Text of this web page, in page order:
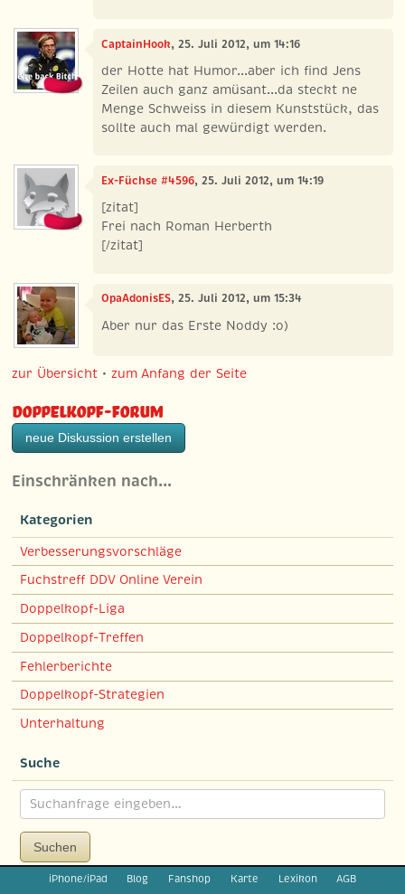
CaptainHook, 25. Juli 2012, um 14:16
der Hotte hat Humor...aber ich find Jens
Zeilen auch ganz amüsant...da steckt ne
Menge Schweiss in diesem Kunststück, das
sollte auch mal gewürdigt werden.
Ex-Füchse #4596, 25. Juli 2012, um 14:19
[zitat]
Frei nach Roman Herberth
[/zitat]
OpaAdonisES, 25. Juli 2012, um 15:34
Aber nur das Erste Noddy :o)
zur Übersicht •zum Anfang der Seite
Doppelkopf-Forum
neue Diskussion erstellen
Einschränken nach…
Kategorien
Verbesserungsvorschläge
Fuchstreff DDV Online Verein
Doppelkopf-Liga
Doppelkopf-Treffen
Fehlerberichte
Doppelkopf-Strategien
Unterhaltung
Suche
Suchen
iPhone/iPad Blog Fanshop Karte Lexikon AGB